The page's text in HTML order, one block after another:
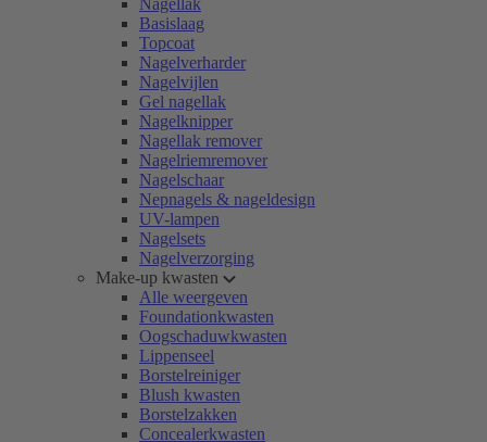
Nagellak
Basislaag
Topcoat
Nagelverharder
Nagelvijlen
Gel nagellak
Nagelknipper
Nagellak remover
Nagelriemremover
Nagelschaar
Nepnagels & nageldesign
UV-lampen
Nagelsets
Nagelverzorging
Make-up kwasten
Alle weergeven
Foundationkwasten
Oogschaduwkwasten
Lippenseel
Borstelreiniger
Blush kwasten
Borstelzakken
Concealerkwasten